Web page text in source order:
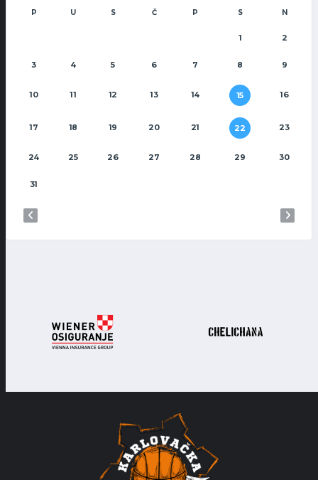
P U S Č P S N
1 2
3 4 5 6 7 8 9
10 11 12 13 14 15 16
17 18 19 20 21 22 23
24 25 26 27 28 29 30
31